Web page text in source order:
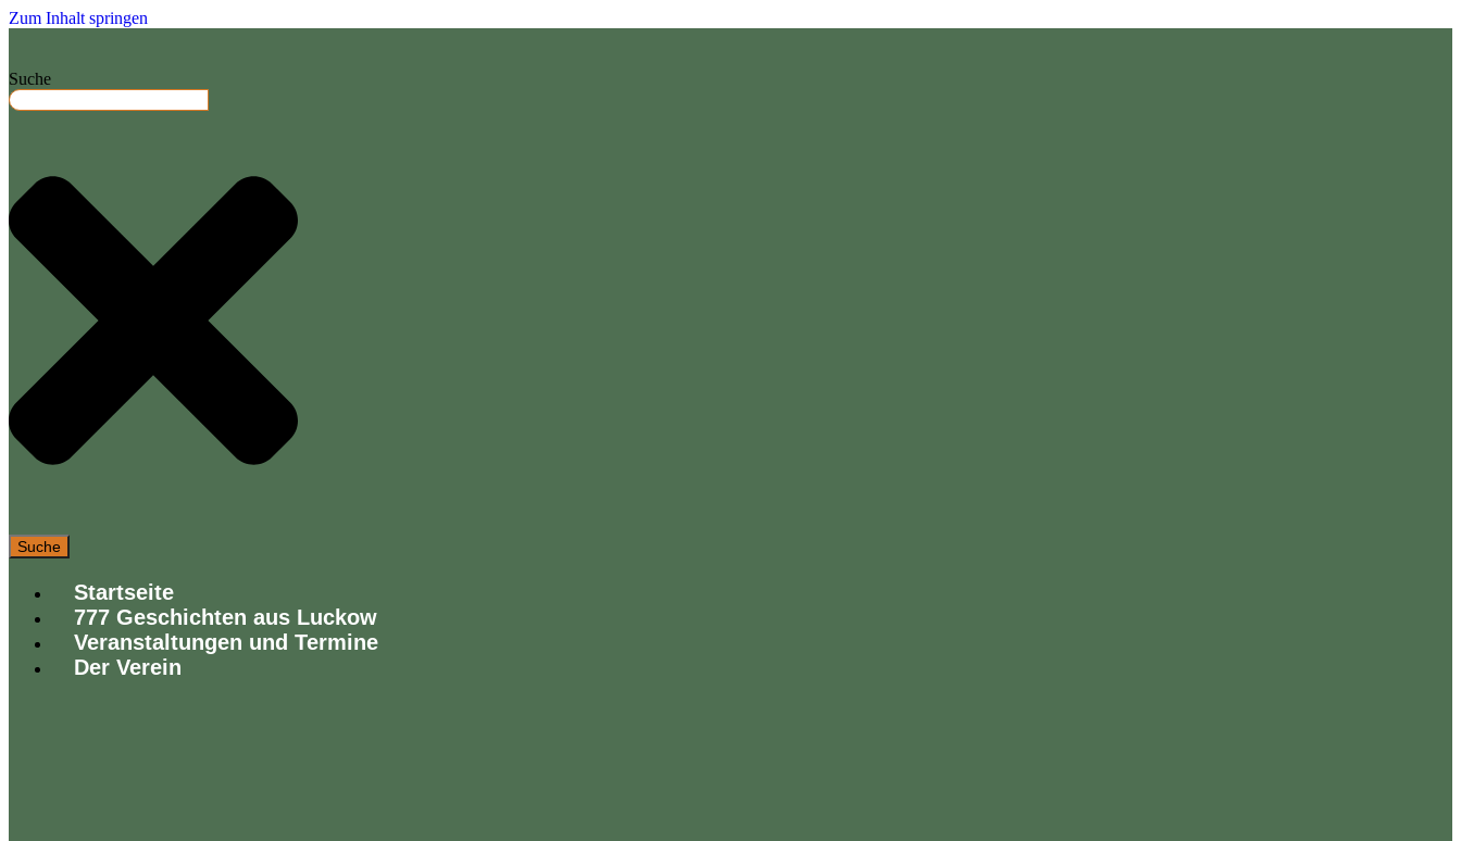
Zum Inhalt springen
Suche
Suche
Startseite
777 Geschichten aus Luckow
Veranstaltungen und Termine
Der Verein